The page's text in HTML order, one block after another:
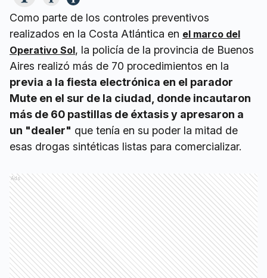
Como parte de los controles preventivos
realizados en la Costa Atlántica en el marco del
Operativo Sol, la policía de la provincia de Buenos
Aires realizó más de 70 procedimientos en la
previa a la fiesta electrónica en el parador
Mute en el sur de la ciudad, donde incautaron
más de 60 pastillas de éxtasis y apresaron a
un "dealer" que tenía en su poder la mitad de
esas drogas sintéticas listas para comercializar.
Ads